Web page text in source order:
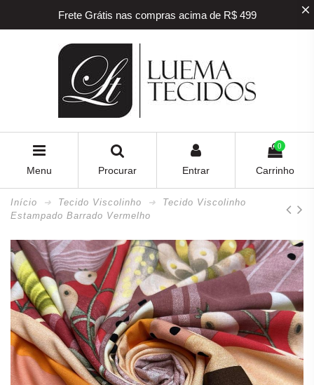
Frete Grátis nas compras acima de R$ 499
5% de desconto para pagamento via PIX e BOLETO
Frete Grátis nas compras acima de R$ 499
Menu Procurar Entrar
0
Carrinho
Início Tecido Viscolinho
Tecido Viscolinho
Estampado Barrado Vermelho